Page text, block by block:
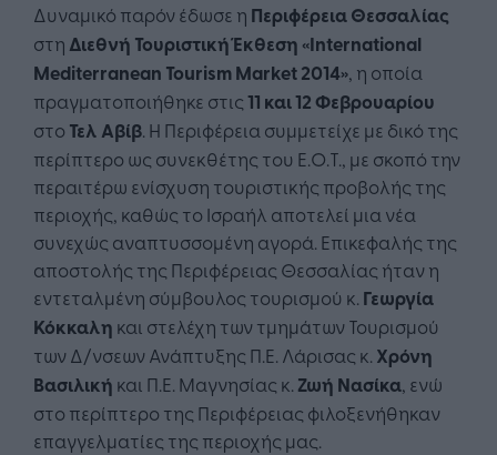
Δυναμικό παρόν έδωσε η Περιφέρεια Θεσσαλίας
στη Διεθνή Τουριστική Έκθεση «International
Mediterranean Tourism Market 2014», η οποία
πραγματοποιήθηκε στις11 και 12 Φεβρουαρίου
στο Τελ Αβίβ. Η Περιφέρεια συμμετείχε με δικό της
περίπτερο ως συνεκθέτης του Ε.Ο.Τ., με σκοπό την
περαιτέρω ενίσχυση τουριστικής προβολής της
περιοχής, καθώς το Ισραήλ αποτελεί μια νέα
συνεχώς αναπτυσσομένη αγορά. Επικεφαλής της
αποστολής της Περιφέρειας Θεσσαλίας ήταν η
εντεταλμένη σύμβουλος τουρισμού κ. Γεωργία
Κόκκαλη και στελέχη των τμημάτων Τουρισμού
των Δ/νσεων Ανάπτυξης Π.Ε. Λάρισας κ. Χρόνη
Βασιλική και Π.Ε. Μαγνησίας κ. Ζωή Νασίκα, ενώ
στο περίπτερο της Περιφέρειας φιλοξενήθηκαν
επαγγελματίες της περιοχής μας.